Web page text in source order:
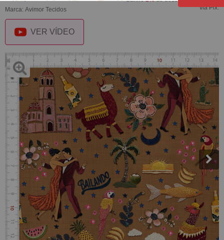
Marca: Avimor Tecidos
via Pix.
VER VÍDEO